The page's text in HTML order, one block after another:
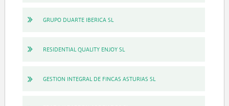
GRUPO DUARTE IBERICA SL
RESIDENTIAL QUALITY ENJOY SL
GESTION INTEGRAL DE FINCAS ASTURIAS SL